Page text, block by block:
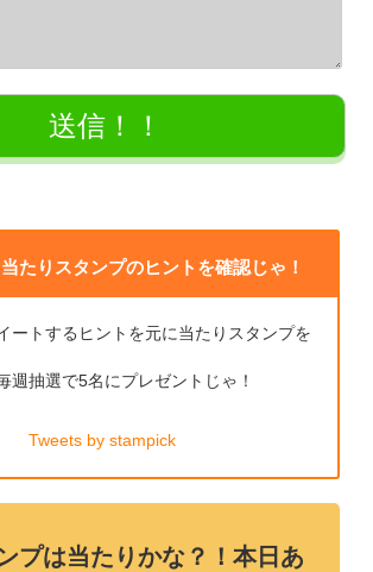
当たりスタンプのヒントを確認じゃ！
ートするヒントを元に当たりスタンプを
週抽選で5名にプレゼントじゃ！
Tweets by stampick
プは当たりかな？！本日あ